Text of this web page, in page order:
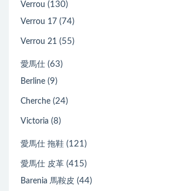
Verrou (130)
Verrou 17 (74)
Verrou 21 (55)
愛馬仕 (63)
Berline (9)
Cherche (24)
Victoria (8)
愛馬仕 拖鞋 (121)
愛馬仕 皮革 (415)
Barenia 馬鞍皮 (44)